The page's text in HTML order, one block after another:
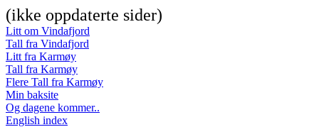
(ikke oppdaterte sider)
Litt om Vindafjord
Tall fra Vindafjord
Litt fra Karmøy
Tall fra Karmøy
Flere Tall fra Karmøy
Min baksite
Og dagene kommer..
English index